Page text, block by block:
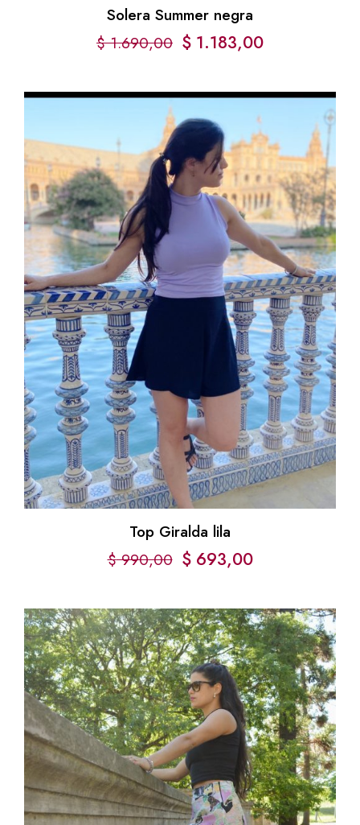
Solera Summer negra
$1.690,00 $ 1.183,00
Top Giralda lila
$990,00 $693,00